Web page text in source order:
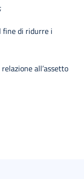
di ridurre i
all’assetto